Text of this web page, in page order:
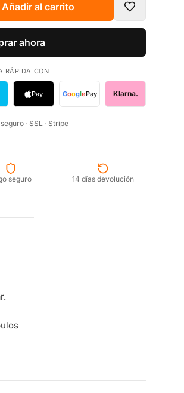
Añadir al carrito
ahora
RÁPIDA CON
Pay GooglePay Klarna.
· SSL · Stripe
seguro 14 días devolución